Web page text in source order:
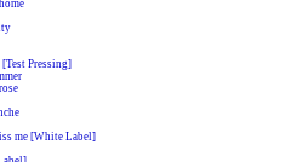
Pressing]
me [White Label]